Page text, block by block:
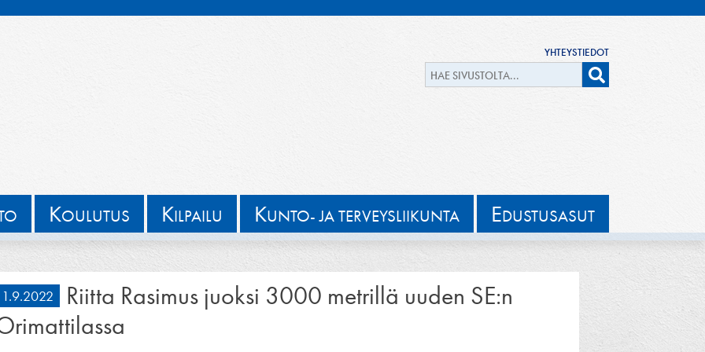
YHTEYSTIEDOT
KOULUTUS KILPAILU KUNTO- JA TERVEYSLIIKUNTA EDUSTUSASUT
1.9.2022
Riitta Rasimus juoksi 3000 metrillä uuden SE:n